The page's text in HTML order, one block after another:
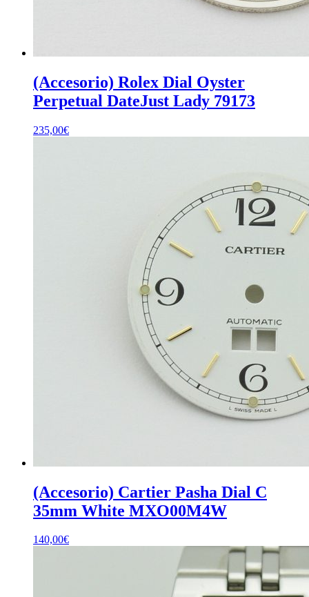
(Accesorio) Rolex Dial Oyster
Perpetual DateJust Lady 79173
235,00€
(Accesorio) Cartier Pasha Dial C
35mm White MXO00M4W
140,00€